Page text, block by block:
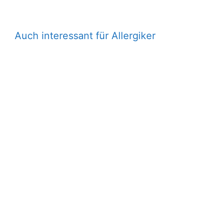
Auch interessant für Allergiker